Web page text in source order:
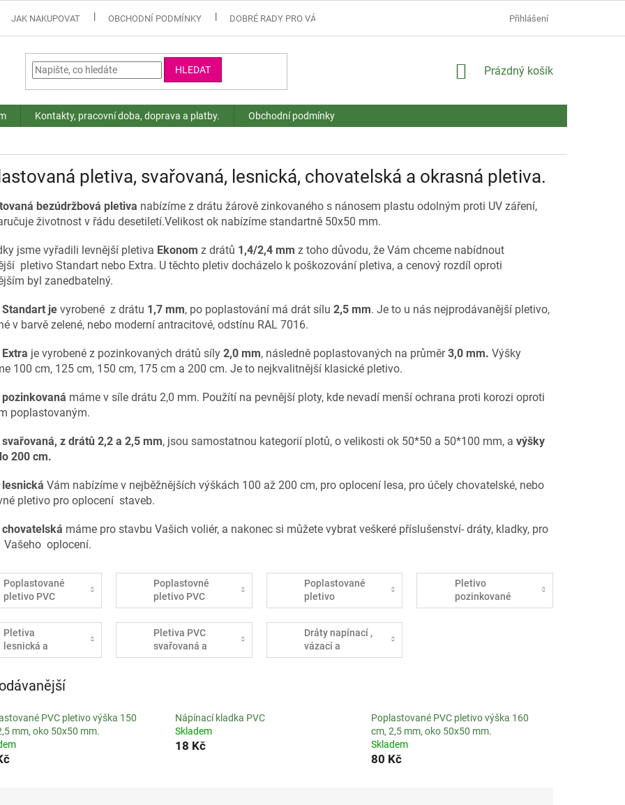
JAK NAKUPOVAT OBCHODNÍ PODMÍNKY DOBRÉ RADY PRO VÁŠ NÁKUP. AKTUALITY
Přihlášení
HLEDAT
NÁKUPNÍ
Prázdný košík
Kontakty, pracovní doba, doprava a platby. Obchodní podmínky
pletiva, svařovaná, lesnická, chovatelská a okrasná pletiva.
bezúdržbová pletiva nabízíme z drátu žárově zinkovaného s nánosem plastu odolným proti UV záření,
životnost v řádu desetiletí.Velikost ok nabízíme standartně 50x50 mm.
jsme vyřadili levnější pletiva Ekonom z drátů 1,4/2,4 mm z toho důvodu, že Vám chceme nabídnout
pletivo Standart nebo Extra. U těchto pletiv docházelo k poškozování pletiva, a cenový rozdíl oproti
byl zanedbatelný.
je vyrobené z drátu 1,7 mm, po poplastování má drát sílu 2,5 mm. Je to u nás nejprodávanější pletivo,
v barvě zelené, nebo moderní antracitové, odstínu RAL 7016.
je vyrobené z pozinkovaných drátů síly 2,0 mm, následně poplastovaných na průměr3,0 mm. Výšky
100 cm, 125 cm, 150 cm, 175 cm a 200 cm. Je to nejkvalitnější klasické pletivo.
máme v síle drátu 2,0 mm. Použítí na pevnější ploty, kde nevadí menší ochrana proti korozi oproti
poplastovaným.
z drátů 2,2 a 2,5 mm, jsou samostatnou kategorií plotů, o velikosti ok 50*50 a 50*100 mm, a výšky
200 cm.
Vám nabízíme v nejběžnějších výškách 100 až 200 cm, pro oplocení lesa, pro účely chovatelské, nebo
pletivo pro oplocení staveb.
máme pro stavbu Vašich voliér, a nakonec si můžete vybrat veškeré příslušenství- dráty, kladky, pro
oplocení.
Poplastované
pletivo PVC
50/2,5mm
Standart
Poplastovné
pletivo PVC
50/3,0mm
Extra
Poplastované
pletivo
50*50*1,7/2,5mm
ANTRACIT
Pletivo
pozinkované
Pletiva
lesnická a
chovatelská
Pletiva PVC
svařovaná a
okrasná
Dráty napínací ,
vázací a
příslušenství
PVC pletivo výška 150
mm, oko 50x50 mm.
Nápínací kladka PVC
Skladem
18 Kč
Poplastované PVC pletivo výška 160
cm, 2,5 mm, oko 50x50 mm.
Skladem
80 Kč